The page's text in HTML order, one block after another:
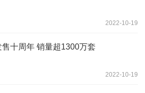
2022-10-19
售十周年 销量超1300万套
2022-10-19